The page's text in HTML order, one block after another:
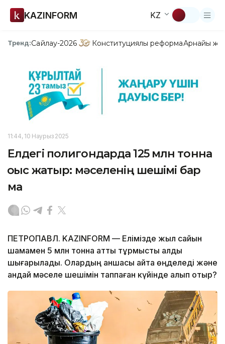
KAZINFORM KZ
Тренд:Сайлау-2026 Конституциялық реформаАрнайы
11:44, 10 Наурыз 2025
Елдегі полигондарда 125 млн тонна
қоқыс жатыр: мәселенің шешімі бар
ма
ПЕТРОПАВЛ. KAZINFORM — Елімізде жыл сайын
шамамен 5 млн тонна қатты тұрмыстық қалдық
шығарылады. Олардың қаншасы қайта өңделеді және
қандай мәселе шешімін таппаған күйінде қалып отыр?